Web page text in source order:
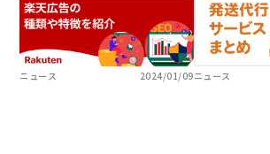
ニュース 2024/01/09ニュース